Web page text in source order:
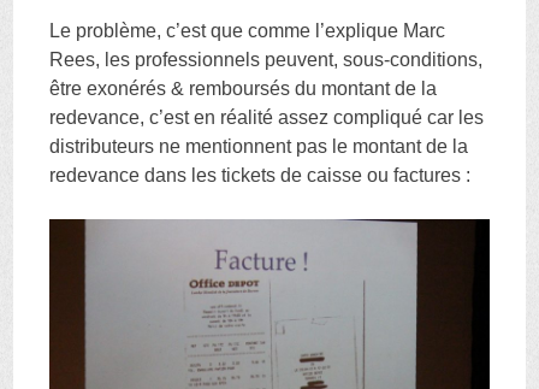
Le problème, c’est que comme l’explique Marc
Rees, les professionnels peuvent, sous-conditions,
être exonérés & remboursés du montant de la
redevance, c’est en réalité assez compliqué car les
distributeurs ne mentionnent pas le montant de la
redevance dans les tickets de caisse ou factures :